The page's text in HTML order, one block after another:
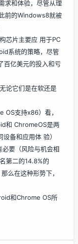
求和体验，尽管从理
前的Windows8就被
芯片主要应 用于PC
系统的策略，尽管
百亿美元的投入和亏
论它们是在软还是
OS支持x86）看，
和 ChromeOS是两
备和应用体 验）
要（风险与机会相
第二的14.8%的
么在这种形势下，
和Chrome OS所